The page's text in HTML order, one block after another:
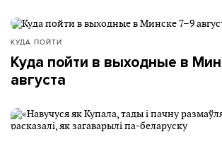
КУДА ПОЙТИ
Куда пойти в выходные в
августа